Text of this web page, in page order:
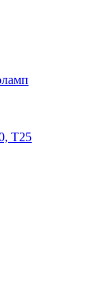
T25